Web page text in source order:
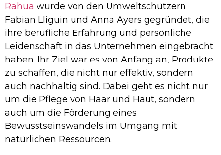
Rahua wurde von den Umweltschützern
Fabian Lliguin und Anna Ayers gegründet, die
ihre berufliche Erfahrung und persönliche
Leidenschaft in das Unternehmen eingebracht
haben. Ihr Ziel war es von Anfang an, Produkte
zu schaffen, die nicht nur effektiv, sondern
auch nachhaltig sind. Dabei geht es nicht nur
um die Pflege von Haar und Haut, sondern
auch um die Förderung eines
Bewusstseinswandels im Umgang mit
natürlichen Ressourcen.